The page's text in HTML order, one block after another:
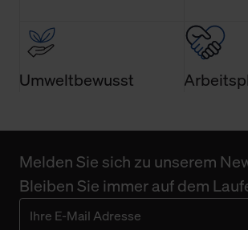
Umweltbewusst
Melden Sie sich zu unserem
Bleiben Sie immer auf dem